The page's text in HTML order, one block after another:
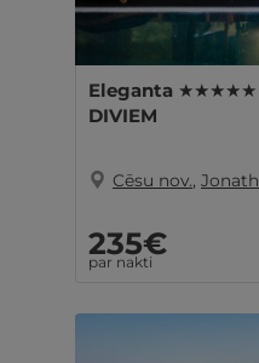
Eleganta ★★★★★
DIVIEM
Cēsu nov.,
235€
par nakti